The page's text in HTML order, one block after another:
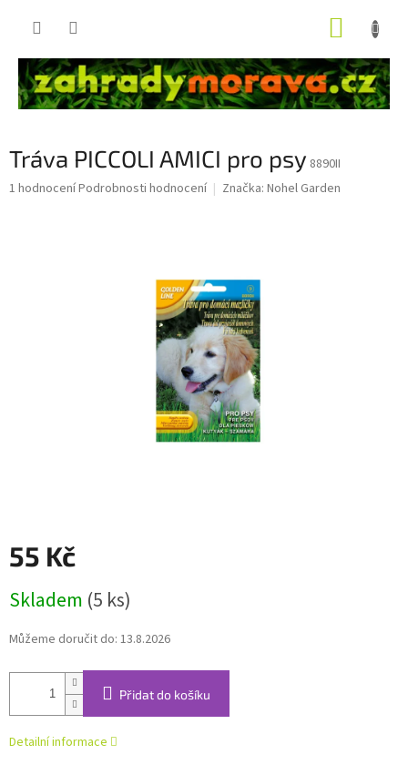
Tráva PICCOLI AMICI pro psy 8890II
Průměrné
1 hodnoceníPodrobnosti hodnocení Značka: Nohel Garden
55 Kč
cena:
Skladem (5 ks)
Můžeme doručit do: 13.8.2026
Přidat do košíku
Detailní informace